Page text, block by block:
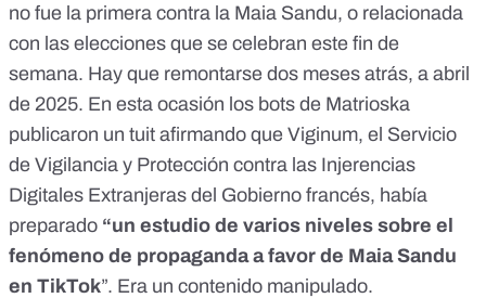
no fue la primera contra la Maia Sandu, o relacionada
con las elecciones que se celebran este fin de
semana. Hay que remontarse dos meses atrás, a abril
de 2025. En esta ocasión los bots de Matrioska
publicaron un tuit afirmando que Viginum, el Servicio
de Vigilancia y Protección contra las Injerencias
Digitales Extranjeras del Gobierno francés, había
preparado “un estudio de varios niveles sobre el
fenómeno de propaganda a favor de Maia Sandu
en TikTok”. Era un contenido manipulado.